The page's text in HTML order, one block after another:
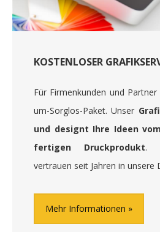
KOSTENLOSER
Für Firmenkunden und
um-Sorglos-Paket. Unser
und designt Ihre Ideen
fertigen Druckprodukt.
vertrauen seit Jahren in unsere
Mehr Informationen